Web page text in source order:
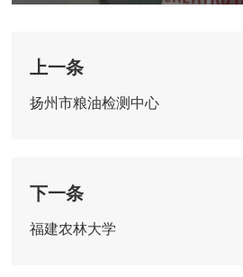
上一条
扬州市粮油检测中心
下一条
福建农林大学